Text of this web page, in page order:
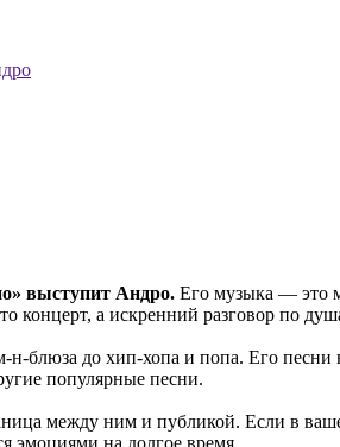
выступит Андро. Его музыка — это
концерт, а искренний разговор по
н-блюза до хип-хопа и попа. Его
популярные песни.
между ним и публикой. Если в
эмоциями на долгое время.